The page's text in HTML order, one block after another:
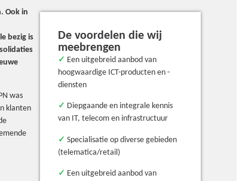
Ook in
bezig is
was
klanten
De voordelen die wij
meebrengen
✓ Een uitgebreid aanbod van
hoogwaardige ICT-producten en -
diensten
✓ Diepgaande en integrale kennis
van IT, telecom en infrastructuur
✓ Specialisatie op diverse gebieden
(telematica/retail)
✓ Een uitgebreid aanbod van